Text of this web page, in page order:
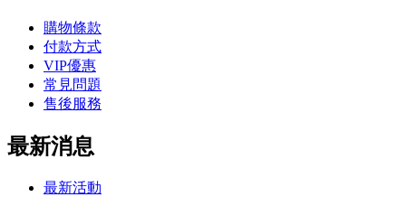
購物條款
付款方式
VIP優惠
常見問題
售後服務
最新消息
最新活動